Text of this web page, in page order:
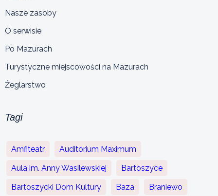
Nasze zasoby
O serwisie
Po Mazurach
Turystyczne miejscowości na Mazurach
Żeglarstwo
Tagi
Amfiteatr Auditorium Maximum
Aula im. Anny Wasilewskiej Bartoszyce
Bartoszycki Dom Kultury Baza Braniewo